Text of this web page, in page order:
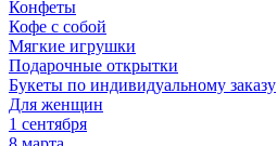
Конфеты
Кофе с собой
Мягкие игрушки
Подарочные открытки
Букеты по индивидуальному заказу
Для женщин
1 сентября